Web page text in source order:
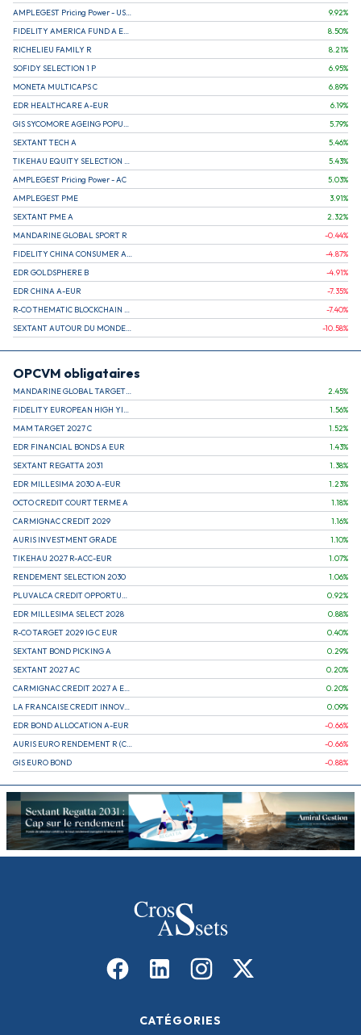
AMPLEGEST Pricing Power - US - AC
9.92%
FIDELITY AMERICA FUND A EUR (C)
8.50%
RICHELIEU FAMILY R
8.21%
SOFIDY SELECTION 1 P
6.95%
MONETA MULTICAPS C
6.89%
EDR HEALTHCARE A-EUR
6.19%
GIS SYCOMORE AGEING POPULATION
5.79%
SEXTANT TECH A
5.46%
TIKEHAU EQUITY SELECTION R-Acc-EUR
5.43%
AMPLEGEST Pricing Power - AC
5.03%
AMPLEGEST PME
3.91%
SEXTANT PME A
2.32%
MANDARINE GLOBAL SPORT R
-0.44%
FIDELITY CHINA CONSUMER A EUR (C)
-4.87%
EDR GOLDSPHERE B
-4.91%
EDR CHINA A-EUR
-7.35%
R-CO THEMATIC BLOCKCHAIN GLOBAL EQU C EUR
-7.40%
SEXTANT AUTOUR DU MONDE A
-10.58%
OPCVM obligataires
MANDARINE GLOBAL TARGET 2030 C 2.45%
FIDELITY EUROPEAN HIGH YIELD FUND E (C)
1.56%
MAM TARGET 2027 C
1.52%
EDR FINANCIAL BONDS A EUR
1.43%
SEXTANT REGATTA 2031
1.38%
EDR MILLESIMA 2030 A-EUR
1.23%
OCTO CREDIT COURT TERME A
1.18%
CARMIGNAC CREDIT 2029
1.16%
AURIS INVESTMENT GRADE
1.10%
TIKEHAU 2027 R-ACC-EUR
1.07%
RENDEMENT SELECTION 2030
1.06%
PLUVALCA CREDIT OPPORTUNITIES
0.92%
EDR MILLESIMA SELECT 2028
0.88%
R-CO TARGET 2029 IG C EUR
0.40%
SEXTANT BOND PICKING A
0.29%
SEXTANT 2027 AC
0.20%
CARMIGNAC CREDIT 2027 A EUR
0.20%
LA FRANCAISE CREDIT INNOVATION
0.09%
EDR BOND ALLOCATION A-EUR
-0.66%
AURIS EURO RENDEMENT R (CAPITALISATION)
-0.66%
GIS EURO BOND
-0.88%
CATÉGORIES